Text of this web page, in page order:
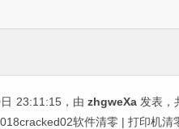
23:11:15 ，由 zhgweXa 发表，
软件清零 | 打印机清